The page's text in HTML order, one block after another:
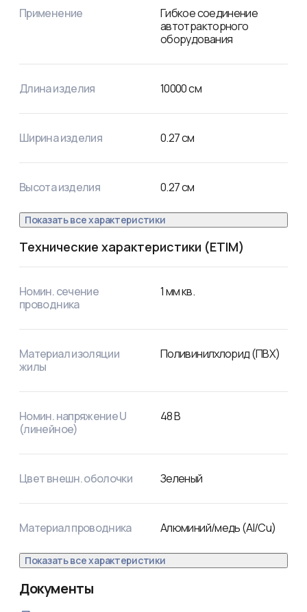
Применение
Гибкое соединение
автотракторного
оборудования
Длина изделия 10000см
Ширина изделия 0.27см
Высота изделия 0.27см
Показать все характеристики
Технические характеристики (ETIM)
Номин. сечение
проводника
1мм кв.
Материал изоляции
жилы
Поливинилхлорид (ПВХ)
Номин. напряжение U
(линейное)
48В
Цвет внешн. оболочки Зеленый
Материал проводника Алюминий/медь (Al/Cu)
Показать все характеристики
Документы